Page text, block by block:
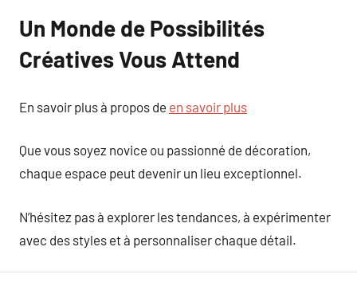
Un Monde de Possibilités
Créatives Vous Attend
En savoir plus à propos de en savoir plus
Que vous soyez novice ou passionné de décoration,
chaque espace peut devenir un lieu exceptionnel.
N’hésitez pas à explorer les tendances, à expérimenter
avec des styles et à personnaliser chaque détail.